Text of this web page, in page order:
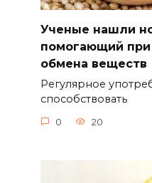
Ученые нашли
помогающий
обмена веществ
Регулярное
способствовать
0 20